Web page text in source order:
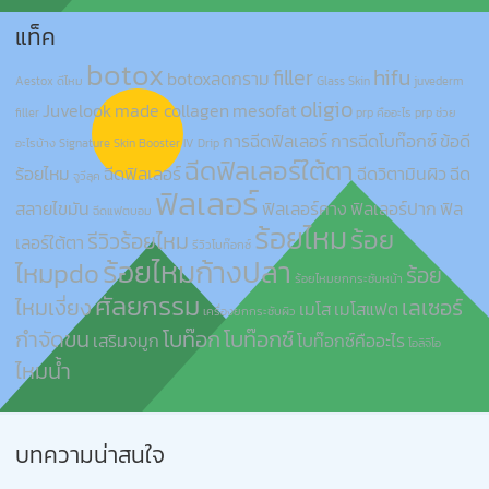
แท็ค
Aestox ดีไหม botox botoxลดกรามfillerGlass Skin hifu juvederm
fillerJuvelookmade collagen mesofat oligio prp คืออะไร prp ช่วย
อะไรบ้างSignature Skin Booster IV Drip การฉีดฟิลเลอร์การฉีดโบท๊อกซ์ข้อดี
ร้อยไหม จูวีลุค ฉีดฟิลเลอร์ฉีดฟิลเลอร์ใต้ตาฉีดวิตามินผิว ฉีด
สลายไขมัน ฉีดแฟตบอม ฟิลเลอร์ฟิลเลอร์คาง ฟิลเลอร์ปาก ฟิล
เลอร์ใต้ตารีวิวร้อยไหม รีวิวโบท๊อกซ์ ร้อยไหมร้อย
ไหมpdoร้อยไหมก้างปลา ร้อยไหมยกกระชับหน้า ร้อย
ไหมเงี่ยงศัลยกรรม เครื่องยกกระชับผิว เมโสเมโสแฟต เลเซอร์
กำจัดขน เสริมจมูกโบท๊อกโบท๊อกซ์โบท๊อกซ์คืออะไร โอลิจิโอ
ไหมน้ำ
บทความน่าสนใจ